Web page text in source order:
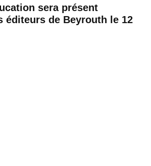
sera présent
éditeurs de Beyrouth le 12